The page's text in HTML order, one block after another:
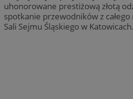
uhonorowane prestiżową złotą
spotkanie przewodników z
Sali Sejmu Śląskiego w Katowicach.